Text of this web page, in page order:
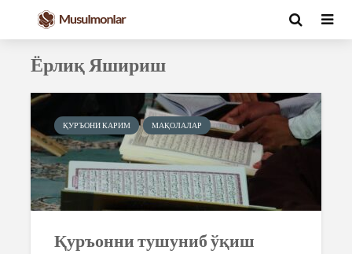
Ёрлиқ Яшириш
ҚУРЪОНИ КАРИМ МАҚОЛАЛАР
Қуръонни тушуниб ўқиш